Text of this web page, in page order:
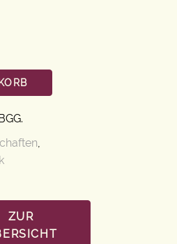
.
,
ZUR